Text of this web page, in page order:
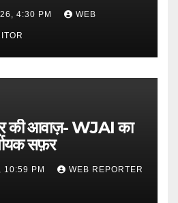
4:30 PM WEB
की आवाज़- WJAI का
सफ़र
10:59 PM WEB REPORTER